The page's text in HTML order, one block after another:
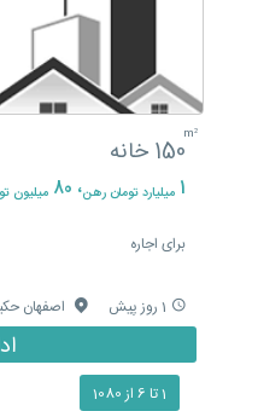
150m² خانه
1 میلیارد تومان رهن، 80 میلیون
برای اجاره
1 روز پیش اصفهان
1 تا 6 از 1080